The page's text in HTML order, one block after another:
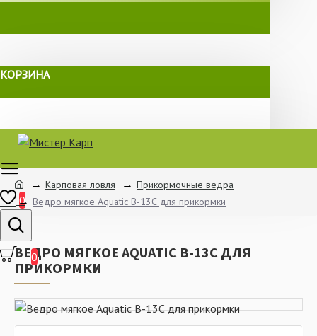
КОРЗИНА
0
0
Карповая ловля
Прикормочные ведра
Ведро мягкое Aquatic В-13С для прикормки
ВЕДРО МЯГКОЕ AQUATIC В-13С ДЛЯ
ПРИКОРМКИ